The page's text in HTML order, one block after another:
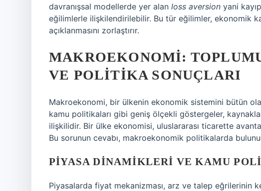
davranışsal modellerde yer alan loss aversion yani
eğilimlerle ilişkilendirilebilir. Bu tür eğilimler, ekonomik
açıklanmasını zorlaştırır.
MAKROEKONOMI:
VE POLITIKA SONUÇLARI
Makroekonomi, bir ülkenin ekonomik sistemini bütün
kamu politikaları gibi geniş ölçekli göstergeler,
ilişkilidir. Bir ülke ekonomisi, uluslararası ticarette
Bu sorunun cevabı, makroekonomik politikalarda
PIYASA DINAMIKLERI VE KAMU
Piyasalarda fiyat mekanizması, arz ve talep eğrilerinin